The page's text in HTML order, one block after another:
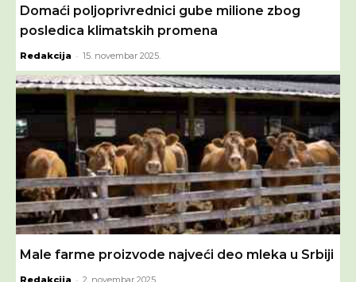
Domaći poljoprivrednici gube milione zbog
posledica klimatskih promena
Redakcija - 15. novembar 2025.
Male farme proizvode najveći deo mleka u Srbiji
Redakcija - 2. novembar 2025.